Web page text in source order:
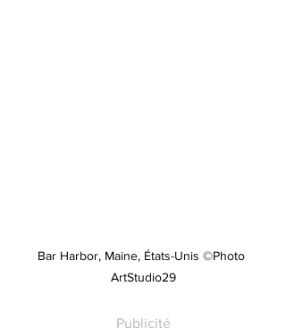
Bar Harbor, Maine, États-Unis ©Photo
ArtStudio29
Publicité